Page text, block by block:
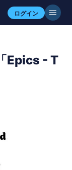
ログイン
Epics - T